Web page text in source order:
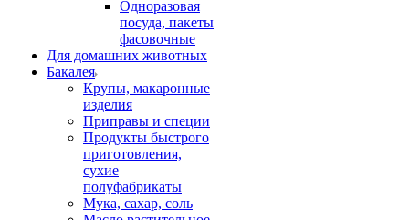
Одноразовая
посуда, пакеты
фасовочные
Для домашних животных
Бакалея
Крупы, макаронные
изделия
Приправы и специи
Продукты быстрого
приготовления,
сухие
полуфабрикаты
Мука, сахар, соль